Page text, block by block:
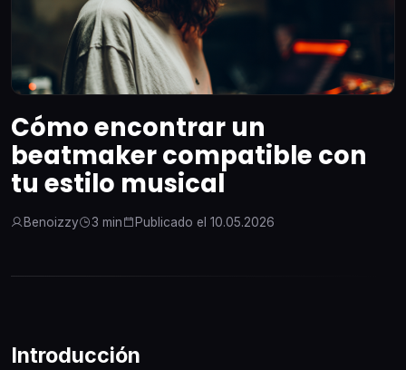
MEMBRESÍA GRATUITA
Cómo encontrar un
beatmaker compatible con
tu estilo musical
Benoizzy 3 min Publicado el 10.05.2026
Introducción